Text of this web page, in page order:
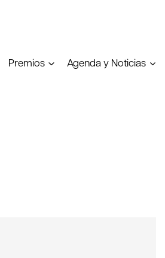
Premios Agenda y Noticias